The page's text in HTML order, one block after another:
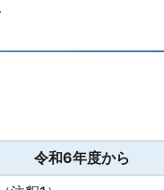
令和6年度から